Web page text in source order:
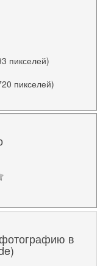
пикселей)
пикселей)
в